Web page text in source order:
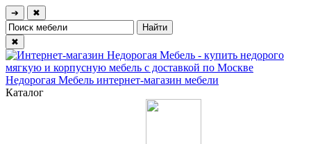
➔ ✖
✖
Недорогая Мебель интернет-магазин мебели
Каталог